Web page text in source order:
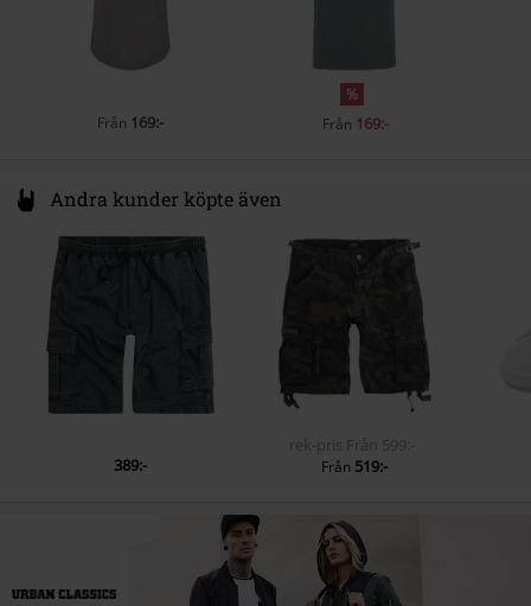
Från 169:-
%
Från 169:-
Andra kunder köpte även
389:-
rek-pris Från 599:-
Från 519:-